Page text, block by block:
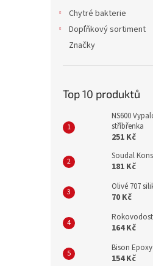
Chytré bakterie
Dopľňkový sortiment
Značky
Top 10 produktů
NS600
stříbřenka
251 Kč
Soudal
181 Kč
Olivé 707
70 Kč
164 Kč
Bison
154 Kč